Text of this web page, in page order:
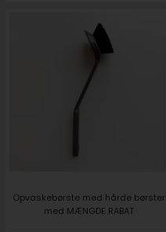
Opvaskebørste med hårde børster
med MÆNGDE RABAT